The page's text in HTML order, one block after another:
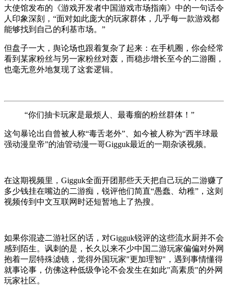
大使馆发布的《游戏开发者中国游戏市场指南》中的一句话令
人印象深刻，“面对如此庞大的玩家群体，几乎每一款游戏都
能够找到自己的利基市场。”
但盘子一大，舆论场也跟着复杂了起来： 在手机圈，你会经常
看到某家粉丝与另一家粉丝对轰，而稳步增长至今的二游圈，
也毫无意外地复现了这套逻辑。
“你们抽卡玩家是最烦人、最毒瘤的粉丝群体！”
这句暴论出自曾被人称“毒舌老外”、如今被人称为“西半球最
强动漫皇帝”的油管动漫一哥Gigguk最近的一期杂谈视频。
在这期视频里，Gigguk全面开团那些天天把自己玩的二游赚了
多少钱挂在嘴边的二游痴，锐评他们简直“愚蠢、幼稚”，这则
视频传到中文互联网时还短暂地上了热搜。
如果你混迹二游社区的话，对Gigguk锐评的这些流水厨并不会
感到陌生。讽刺的是，长久以来不少中国二游玩家偏偏对外网
抱着一层特殊滤镜，觉得外国玩家"更加理智"，遇到事情懂得
就事论事，仿佛这种低级争论不会发生在如此"高素质"的外网
玩家社区。